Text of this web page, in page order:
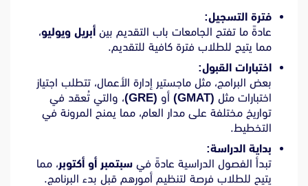
فترة التسجيل:
عادةً ما تفتح الجامعات باب التقديم بين أبريل ويوليو،
مما يتيح للطلاب فترة كافية للتقديم.
اختبارات القبول:
بعض البرامج، مثل ماجستير إدارة الأعمال، تتطلب اجتياز
اختبارات مثل (GMAT) أو (GRE)
، والتي تُعقد في
تواريخ مختلفة على مدار العام، مما يمنح المرونة في
التخطيط.
بداية الدراسة:
تبدأ الفصول الدراسية عادةً في سبتمبر أو أكتوبر، مما
يتيح للطلاب فرصة لتنظيم أمورهم قبل بدء البرنامج.